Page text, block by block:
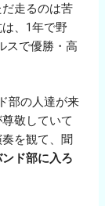
走るのは苦
、1年で野
スで優勝・高
部の人達が来
敬していて
を観て、聞
ド部に入ろ